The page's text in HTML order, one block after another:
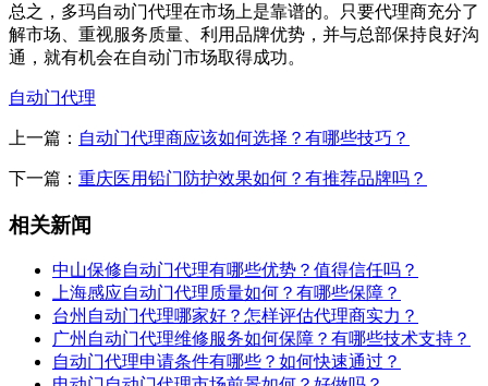
总之，多玛自动门代理在市场上是靠谱的。只要代理商充分了
解市场、重视服务质量、利用品牌优势，并与总部保持良好沟
通，就有机会在自动门市场取得成功。
自动门代理
上一篇： 自动门代理商应该如何选择？有哪些技巧？
下一篇： 重庆医用铅门防护效果如何？有推荐品牌吗？
相关新闻
中山保修自动门代理有哪些优势？值得信任吗？
上海感应自动门代理质量如何？有哪些保障？
台州自动门代理哪家好？怎样评估代理商实力？
广州自动门代理维修服务如何保障？有哪些技术支持？
自动门代理申请条件有哪些？如何快速通过？